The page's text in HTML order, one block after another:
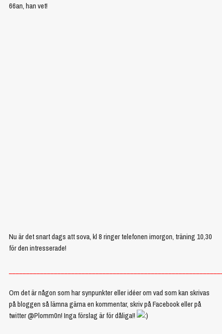
66an, han vet!
Nu är det snart dags att sova, kl 8 ringer telefonen imorgon, träning 10,30
för den intresserade!
Om det är någon som har synpunkter eller idéer om vad som kan skrivas
på bloggen så lämna gärna en kommentar, skriv på Facebook eller på
twitter @Plomm0n! Inga förslag är för dåliga!!